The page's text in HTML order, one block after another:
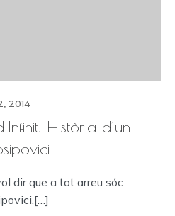
2014
Història d’un
dir que a tot arreu sóc